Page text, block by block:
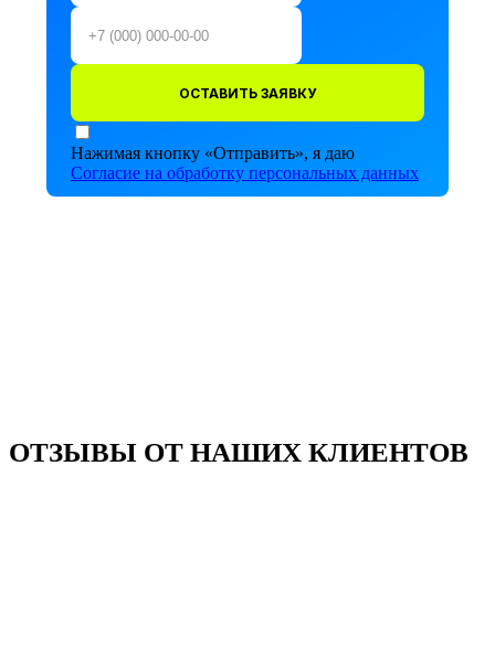
ОСТАВИТЬ ЗАЯВКУ
Нажимая кнопку «Отправить», я даю
Согласие на обработку персональных данных
ОТЗЫВЫ ОТ НАШИХ КЛИЕНТОВ